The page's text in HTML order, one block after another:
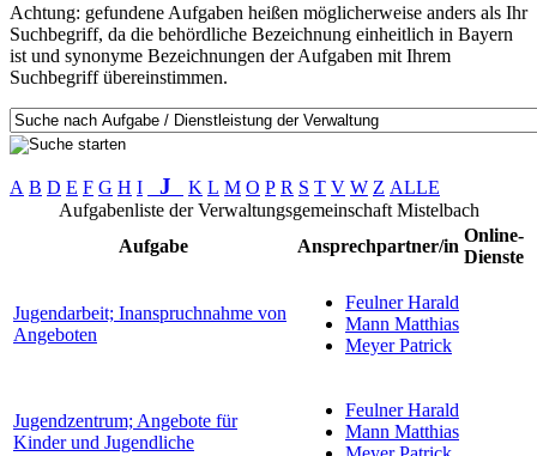
Achtung: gefundene Aufgaben heißen möglicherweise anders als Ihr
Suchbegriff, da die behördliche Bezeichnung einheitlich in Bayern
ist und synonyme Bezeichnungen der Aufgaben mit Ihrem
Suchbegriff übereinstimmen.
A B D E F G H I J K L M O P R S T V W Z ALLE
Aufgabenliste der Verwaltungsgemeinschaft Mistelbach
Aufgabe
Ansprechpartner/in
Online-
Dienste
Jugendarbeit; Inanspruchnahme von
Angeboten
Feulner Harald
Mann Matthias
Meyer Patrick
Jugendzentrum; Angebote für
Kinder und Jugendliche
Feulner Harald
Mann Matthias